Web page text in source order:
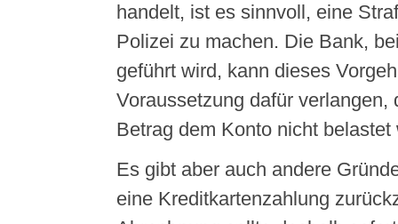
handelt, ist es sinnvoll, eine
Polizei zu machen. Die Bank,
geführt wird, kann dieses
Voraussetzung dafür verlangen,
Betrag dem Konto nicht belastet
Es gibt aber auch andere
eine Kreditkartenzahlung